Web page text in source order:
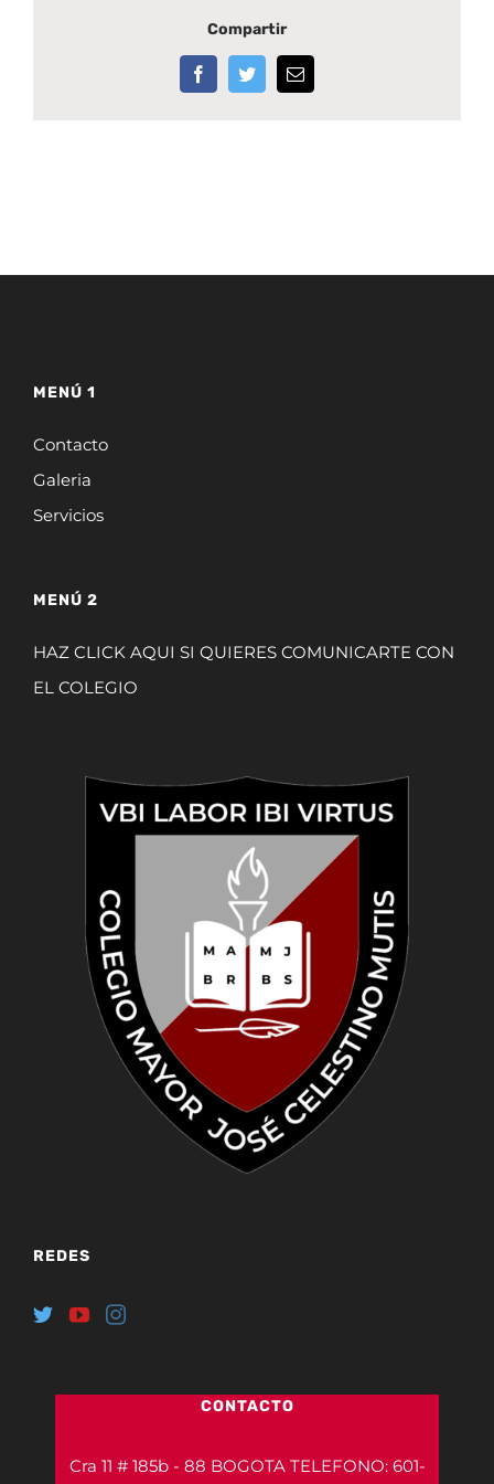
Compartir
FacebookTwitterCorreo
electrónico
MENÚ 1
Contacto
Galeria
Servicios
MENÚ 2
HAZ CLICK AQUI SI QUIERES COMUNICARTE CON
EL COLEGIO
REDES
CONTACTO
Cra 11 # 185b - 88 BOGOTA TELEFONO: 601-